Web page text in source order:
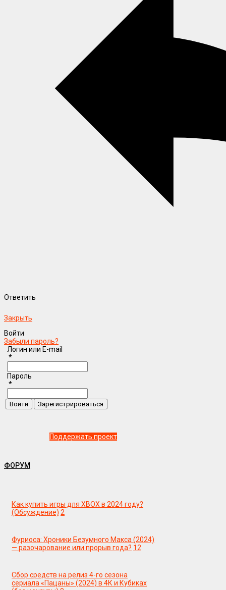
Ответить
Закрыть
Войти
Забыли пароль?
Логин или E-mail
*
Пароль
*
Поддержать проект
ФОРУМ
Как купить игры для XBOX в 2024 году?
(Обсуждение) 2
Фуриоса: Хроники Безумного Макса (2024)
— разочарование или прорыв года? 12
Сбор средств на релиз 4-го сезона
сериала «Пацаны» (2024) в 4К и Кубиках